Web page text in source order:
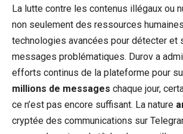
La lutte contre les contenus illégaux ou
non seulement des ressources
technologies avancées pour détecter et
messages problématiques. Durov a
efforts continus de la plateforme pour
millions de messages chaque jour,
ce n’est pas encore suffisant. La nature
cryptée des communications sur